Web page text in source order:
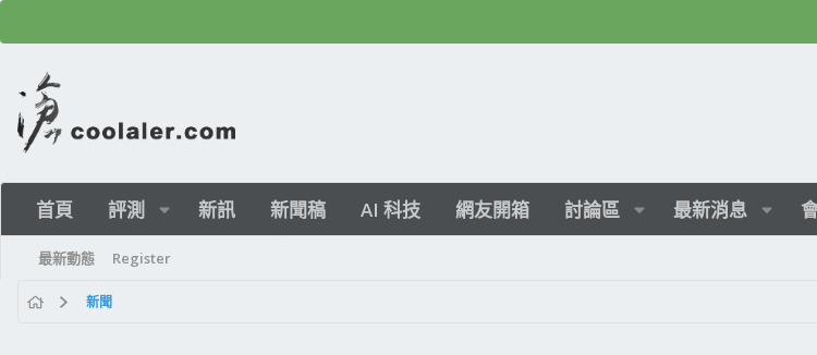
首頁 評測 新訊 新聞稿 AI 科技 網友開箱 討論區 最新消息
最新動態 Register
新聞